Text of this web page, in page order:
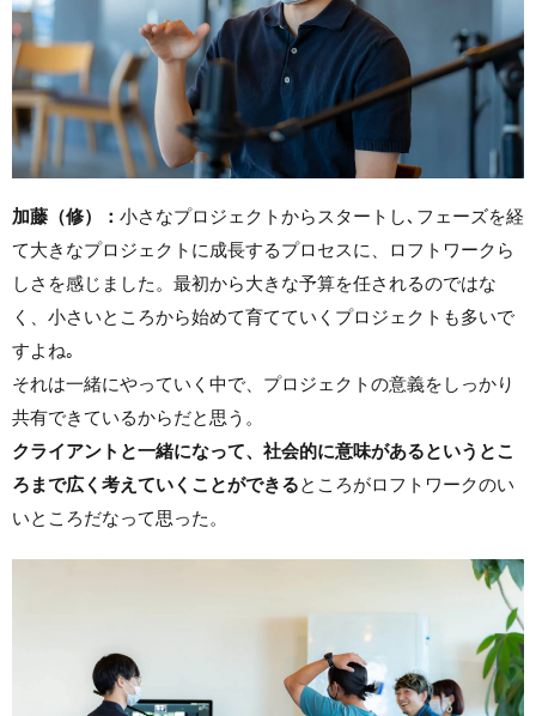
加藤（修）： 小さなプロジェクトからスタートし､フェーズを経
て大きなプロジェクトに成長するプロセスに、ロフトワークら
しさを感じました。最初から大きな予算を任されるのではな
く、小さいところから始めて育てていくプロジェクトも多いで
すよね｡
それは一緒にやっていく中で、プロジェクトの意義をしっかり
共有できているからだと思う。
クライアントと一緒になって、社会的に意味があるというとこ
ろまで広く考えていくことができるところがロフトワークのい
いところだなって思った。